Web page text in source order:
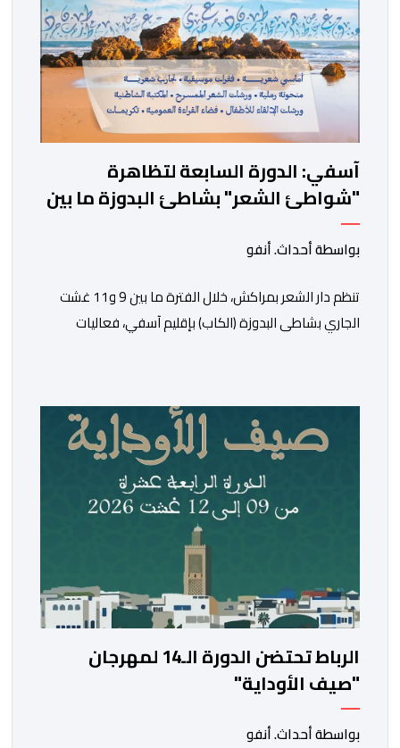
آسفي: الدورة السابعة لتظاهرة
"شواطئ الشعر" بشاطئ البدوزة ما بين
9 و11 غشت
بواسطة أحداث. أنفو
تنظم دار الشعر بمراكش، خلال الفترة ما بين 9 و11 غشت
الجاري بشاطى البدوزة (الكاب) بإقليم آسفي، فعاليات
الجهوية لقطاع الثقافة مراكش -آسفي، تندرج ضمن انفتاح
الدار على مختلف المدن والجهات المغربية الجنوبية، وأيضا
من أجل المزيد من الانفتاح […]
الرباط تحتضن الدورة الـ14 لمهرجان
"صيف الأوداية"
بواسطة أحداث. أنفو